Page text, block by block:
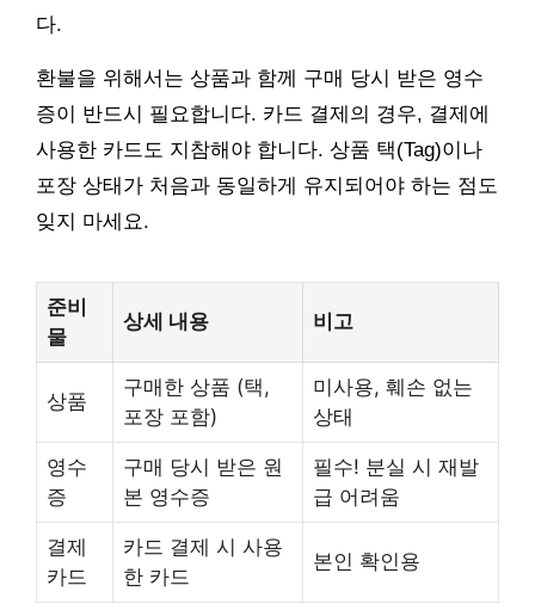
다.
환불을 위해서는 상품과 함께 구매 당시 받은 영수
증이 반드시 필요합니다. 카드 결제의 경우, 결제에
사용한 카드도 지참해야 합니다. 상품 택(Tag)이나
포장 상태가 처음과 동일하게 유지되어야 하는 점도
잊지 마세요.
준비
물
상세 내용 비고
상품
구매한 상품 (택,
포장 포함)
미사용, 훼손 없는
상태
영수
증
구매 당시 받은 원
본 영수증
필수! 분실 시 재발
급 어려움
결제
카드
카드 결제 시 사용
한 카드
본인 확인용